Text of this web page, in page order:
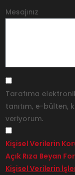
Mesajınız
Tarafıma
tanıtım, e-bülten,
veriyorum.
Kişisel Verilerin
Açık Rıza Beyan
Kişisel Verilerin